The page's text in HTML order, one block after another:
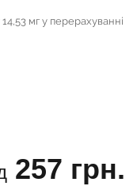
мг у перерахуванні
257 грн.